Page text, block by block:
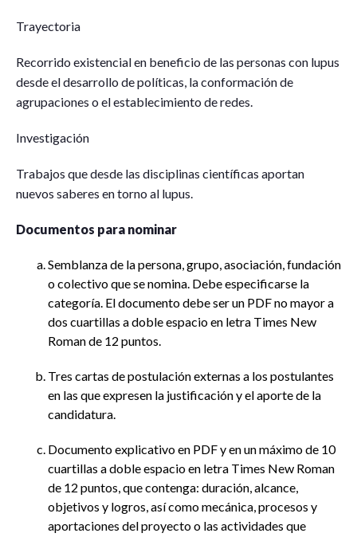
Trayectoria
Recorrido existencial en beneficio de las personas con lupus
desde el desarrollo de políticas, la conformación de
agrupaciones o el establecimiento de redes.
Investigación
Trabajos que desde las disciplinas científicas aportan
nuevos saberes en torno al lupus.
Documentos para nominar
Semblanza de la persona, grupo, asociación, fundación
o colectivo que se nomina. Debe especificarse la
categoría. El documento debe ser un PDF no mayor a
dos cuartillas a doble espacio en letra Times New
Roman de 12 puntos.
Tres cartas de postulación externas a los postulantes
en las que expresen la justificación y el aporte de la
candidatura.
Documento explicativo en PDF y en un máximo de 10
cuartillas a doble espacio en letra Times New Roman
de 12 puntos, que contenga: duración, alcance,
objetivos y logros, así como mecánica, procesos y
aportaciones del proyecto o las actividades que